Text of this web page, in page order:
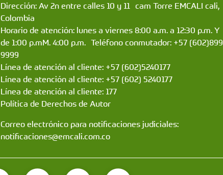
Dirección: Av 2n entre calles 10 y 11 cam Torre EMCALI cali,
Colombia
Horario de atención: lunes a viernes 8:00 a.m. a 12:30 p.m. Y
de 1:00 p.mM. 4:00 p.m. Teléfono conmutador: +57 (602)899
9999
Línea de atención al cliente: +57 (602)5240177
Línea de atención al cliente: +57 (602) 5240177
Línea de atención al cliente: 177
Política de Derechos de Autor
Correo electrónico para notificaciones judiciales:
notificaciones@emcali.com.co